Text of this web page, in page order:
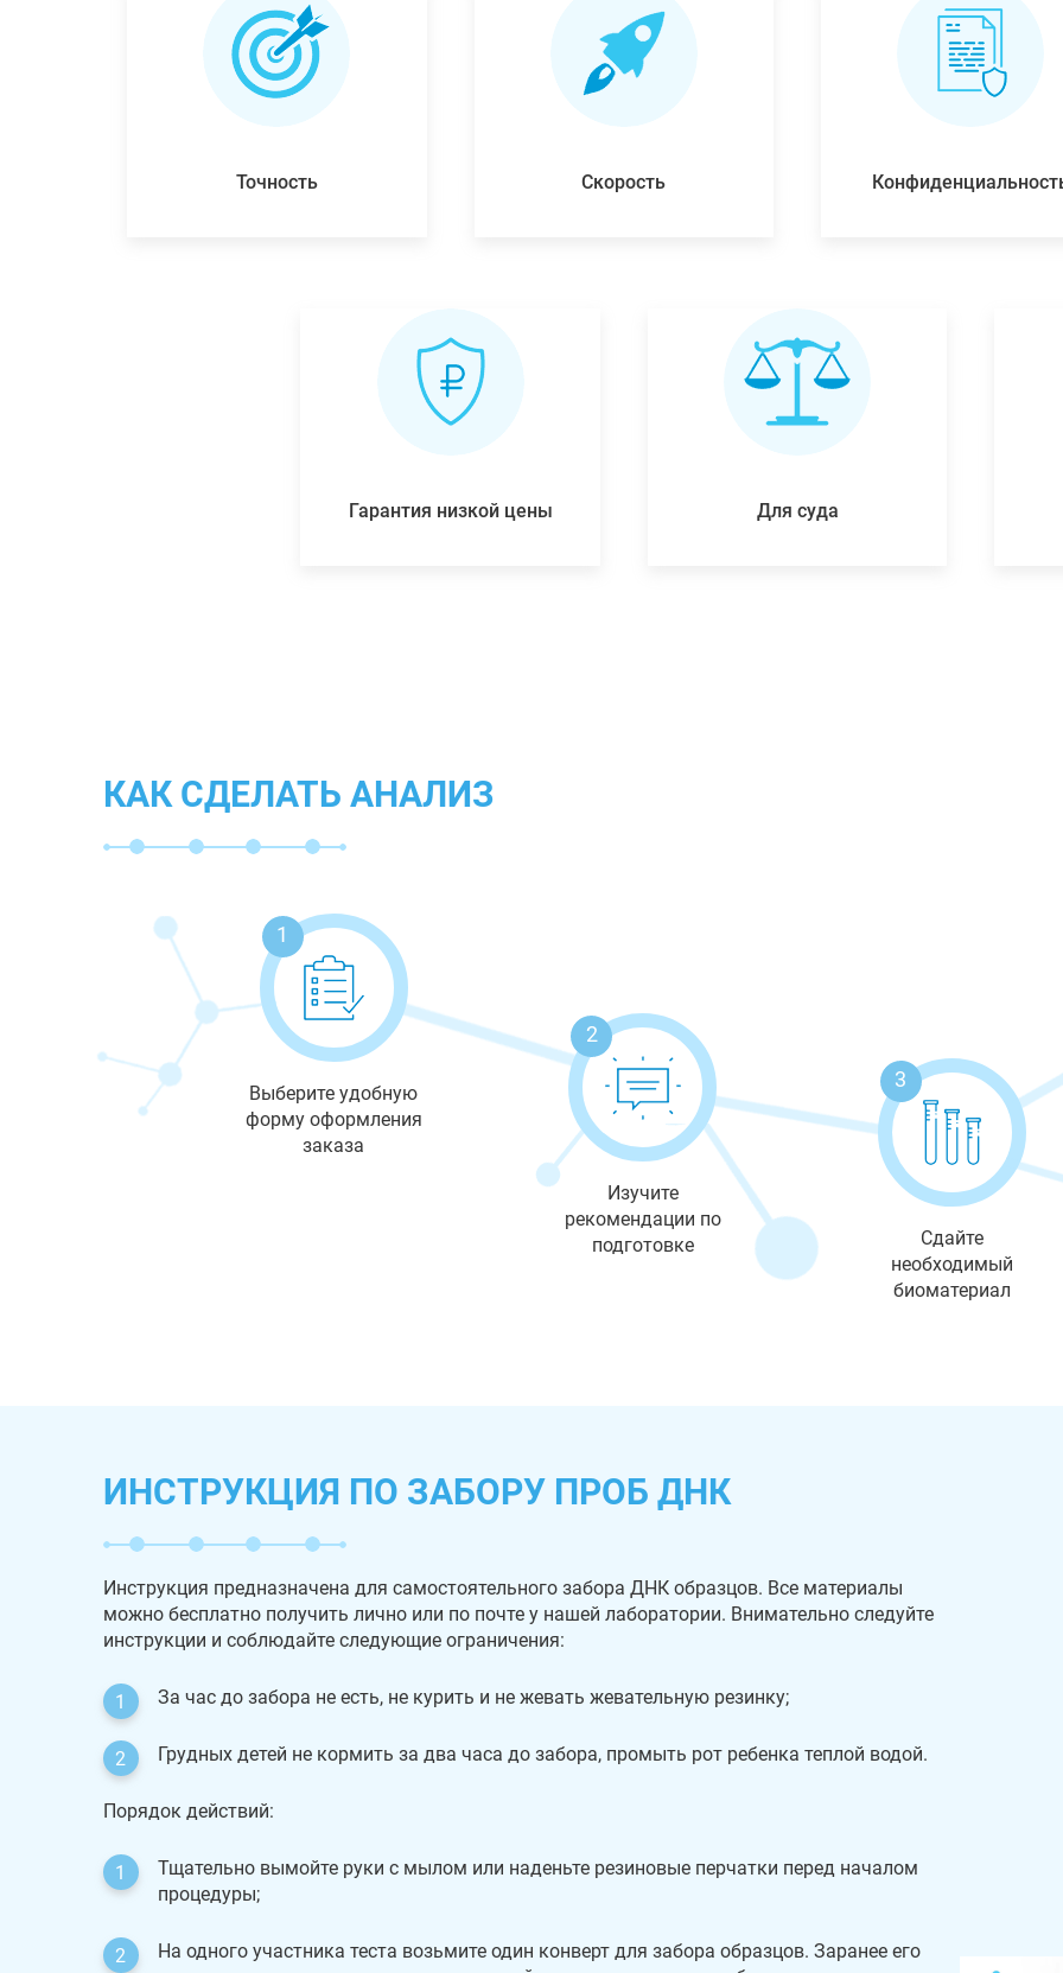
Точность Скорость
Гарантия низкой цены Для суда
КАК СДЕЛАТЬ АНАЛИЗ
1
Выберите удобную
форму оформления
заказа
2
Изучите
рекомендации по
подготовке
3
Сдайте
необходимый
биоматериал
ИНСТРУКЦИЯ ПО ЗАБОРУ ПРОБ ДНК
Инструкция предназначена для самостоятельного забора ДНК образцов. Все материалы
можно бесплатно получить лично или по почте у нашей лаборатории. Внимательно следуйте
инструкции и соблюдайте следующие ограничения:
За час до забора не есть, не курить и не жевать жевательную резинку;
Грудных детей не кормить за два часа до забора, промыть рот ребенка теплой водой.
Порядок действий:
Тщательно вымойте руки с мылом или наденьте резиновые перчатки перед началом
процедуры;
На одного участника теста возьмите один конверт для забора образцов. Заранее его